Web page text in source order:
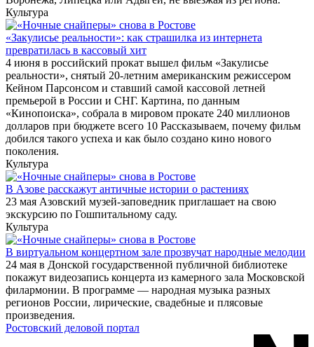
Культура
«Закулисье реальности»: как страшилка из интернета
превратилась в кассовый хит
4 июня в российский прокат вышел фильм «Закулисье
реальности», снятый 20-летним американским режиссером
Кейном Парсонсом и ставший самой кассовой летней
премьерой в России и СНГ. Картина, по данным
«Кинопоиска», собрала в мировом прокате 240 миллионов
долларов при бюджете всего 10 Рассказываем, почему фильм
добился такого успеха и как было создано кино нового
поколения.
Культура
В Азове расскажут античные истории о растениях
23 мая Азовский музей-заповедник приглашает на свою
экскурсию по Гошпитальному саду.
Культура
В виртуальном концертном зале прозвучат народные мелодии
24 мая в Донской государственной публичной библиотеке
покажут видеозапись концерта из камерного зала Московской
филармонии. В программе — народная музыка разных
регионов России, лирические, свадебные и плясовые
произведения.
Ростовский деловой портал